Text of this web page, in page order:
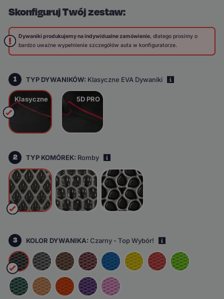
Skonfiguruj Twój zestaw:
Dywaniki produkujemy na indywidualne zamówienie, dlatego prosimy o
bardzo uważne wypełnienie szczegółów auta w konfiguratorze.
1 TYP DYWANIKÓW: Klasyczne EVA Dywaniki
Klasyczne 5D PRO
2 TYP KOMÓREK: Romby
3 KOLOR DYWANIKA:Czarny - Top Wybór!